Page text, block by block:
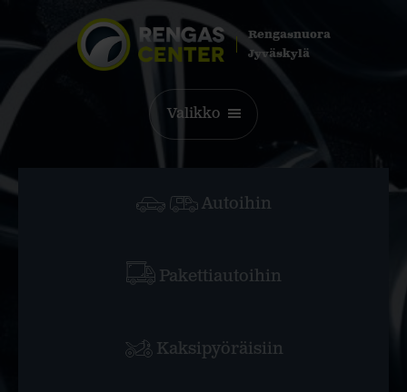
Rengasnuora
Jyväskylä
Valikko
Autoihin
Pakettiautoihin
Kaksipyöräisiin